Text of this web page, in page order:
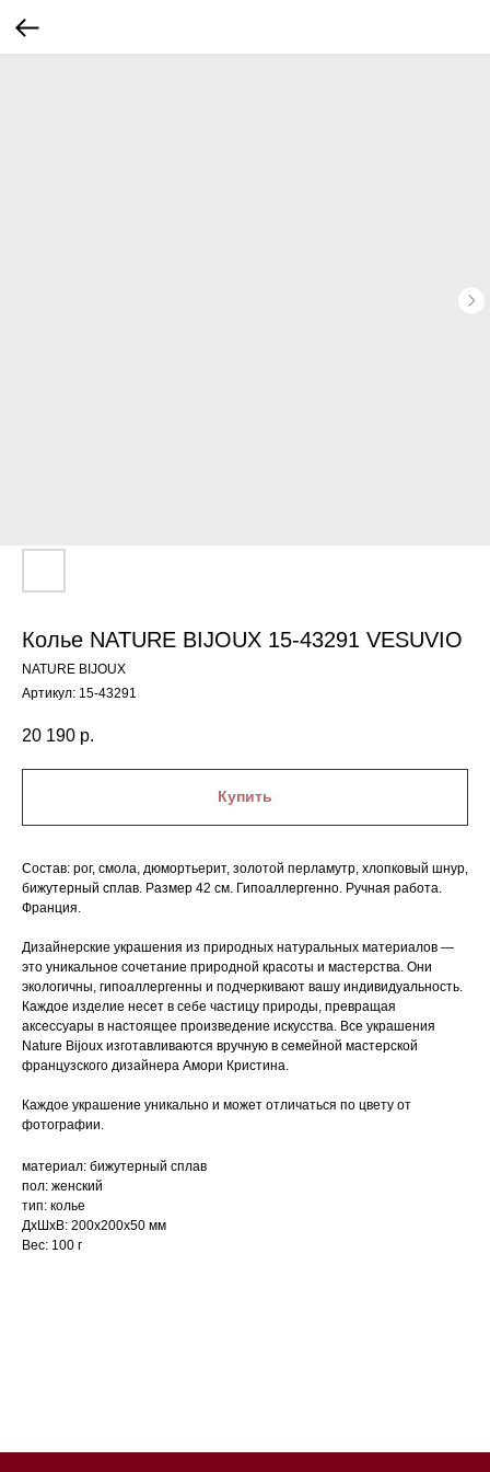
Колье NATURE BIJOUX 15-43291 VESUVIO
NATURE BIJOUX
Артикул: 15-43291
20 190 р.
Купить
Состав: рог, смола, дюмортьерит, золотой перламутр, хлопковый шнур,
бижутерный сплав. Размер 42 см. Гипоаллергенно. Ручная работа.
Франция.
Дизайнерские украшения из природных натуральных материалов —
это уникальное сочетание природной красоты и мастерства. Они
экологичны, гипоаллергенны и подчеркивают вашу индивидуальность.
Каждое изделие несет в себе частицу природы, превращая
аксессуары в настоящее произведение искусства. Все украшения
Nature Bijoux изготавливаются вручную в семейной мастерской
французского дизайнера Амори Кристина.
Каждое украшение уникально и может отличаться по цвету от
фотографии.
материал: бижутерный сплав
пол: женский
тип: колье
ДxШxВ: 200x200x50 мм
Вес: 100 г